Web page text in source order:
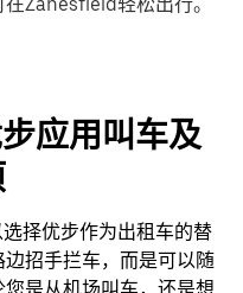
应用叫车及
择优步作为出租车的替
招手拦车，而是可以随